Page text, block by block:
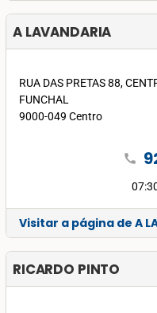
A LAVANDARIA
RUA DAS PRETAS 88,
FUNCHAL
9000-049 Centro
call
Visitar a página de A
RICARDO PINTO